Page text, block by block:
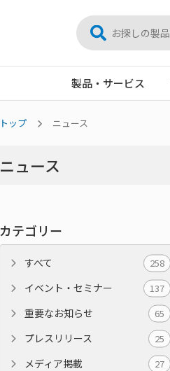
製品・サービス
トップ ニュース
ニュース
カテゴリー
すべて 258
イベント・セミナー 137
重要なお知らせ 65
プレスリリース 25
メディア掲載 27